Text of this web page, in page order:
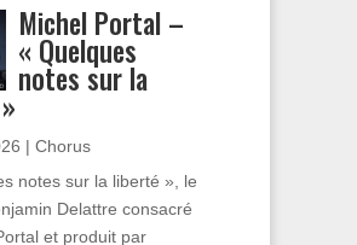
Michel Portal –
« Quelques
notes sur la
| Chorus
notes sur la liberté », le
Delattre consacré
et produit par